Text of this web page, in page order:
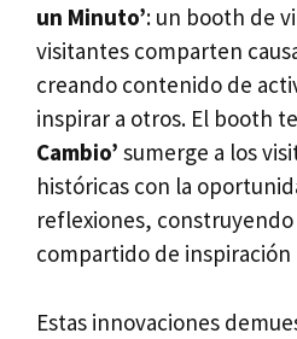
un Minuto’: un booth de
visitantes comparten
creando contenido de
inspirar a otros. El booth
Cambio’ sumerge a los
históricas con la
reflexiones,
compartido de inspiración
Estas innovaciones